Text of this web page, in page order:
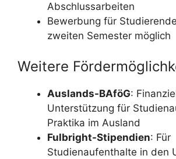
Abschlussarbeiten
Bewerbung für
zweiten Semester möglich
Weitere
Auslands-BAföG:
Unterstützung für
Praktika im Ausland
Fulbright-Stipendien: Für
Studienaufenthalte in den